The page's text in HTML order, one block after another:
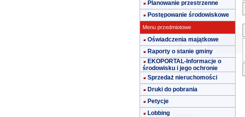
Planowanie przestrzenne
Postępowanie środowiskowe
Menu przedmiotowe
Oświadczenia majątkowe
Raporty o stanie gminy
EKOPORTAL-Informacje o
środowisku i jego ochronie
Sprzedaż nieruchomości
Druki do pobrania
Petycje
Lobbing